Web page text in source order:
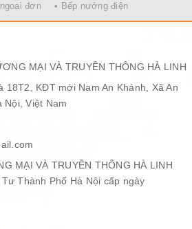
bọc silicone êm ái, cách nhiệt tốt
bằng inox bọc silicone êm ái, cách
nhấc và di chuyển nồi trong quá
bị bỏng tay. Ngoài ra, quai và núm còn
giác chắc chắn khi cầm.
đơn • Bếp nướng điện
MẠI VÀ TRUYỀN THÔNG HÀ LINH
18T2, KĐT mới Nam An Khánh, Xã An
Nội, Việt Nam
MẠI VÀ TRUYỀN THÔNG HÀ LINH
Thành Phố Hà Nội cấp ngày